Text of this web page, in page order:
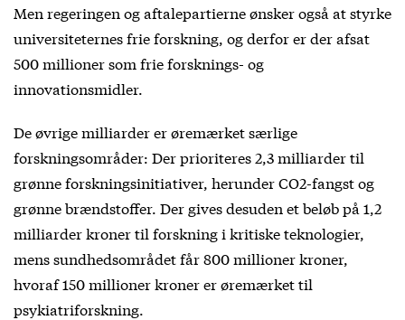
Men regeringen og aftalepartierne ønsker også at styrke
universiteternes frie forskning, og derfor er der afsat
500 millioner som frie forsknings- og
innovationsmidler.
De øvrige milliarder er øremærket særlige
forskningsområder: Der prioriteres 2,3 milliarder til
grønne forskningsinitiativer, herunder CO2-fangst og
grønne brændstoffer. Der gives desuden et beløb på 1,2
milliarder kroner til forskning i kritiske teknologier,
mens sundhedsområdet får 800 millioner kroner,
hvoraf 150 millioner kroner er øremærket til
psykiatriforskning.